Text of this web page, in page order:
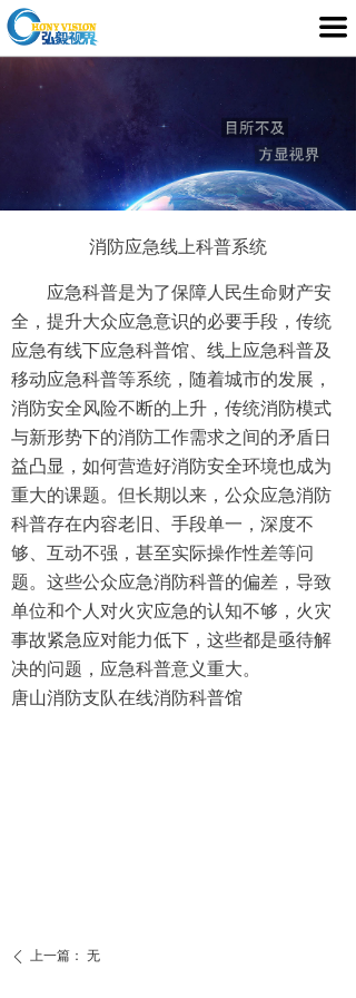
끀
首页
关于我们
消防应急线上科普系统
应急科普是为了保障人民生命财产安
全，提升大众应急意识的必要手段，传统
应急有线下应急科普馆、线上应急科普及
移动应急科普等系统，随着城市的发展，
消防安全风险不断的上升，传统消防模式
与新形势下的消防工作需求之间的矛盾日
益凸显，如何营造好消防安全环境也成为
重大的课题。但长期以来，公众应急消防
科普存在内容老旧、手段单一，深度不
够、互动不强，甚至实际操作性差等问
题。这些公众应急消防科普的偏差，导致
单位和个人对火灾应急的认知不够，火灾
事故紧急应对能力低下，这些都是亟待解
决的问题，应急科普意义重大。
唐山消防支队在线消防科普馆
ꄴ 上一篇： 无